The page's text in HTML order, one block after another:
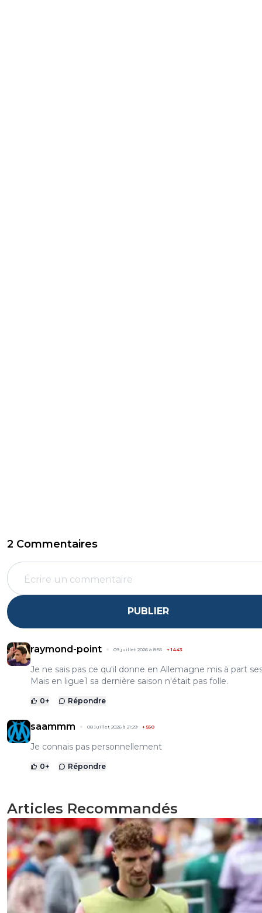
2 Commentaires
PUBLIER
raymond-point 09 juillet 2026 à 8:55 +1443
Je ne sais pas ce qu'il donne en Allemagne mis à part
Mais en ligue1 sa dernière saison n'était pas folle.
0+ Répondre
saammm 08 juillet 2026 à 21:29 + 550
Je connais pas personnellement
0+ Répondre
Articles Recommandés